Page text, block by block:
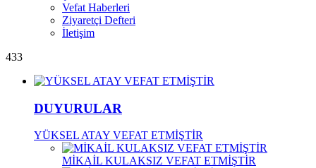
Vefat Haberleri
Ziyaretçi Defteri
İletişim
433
DUYURULAR
YÜKSEL ATAY VEFAT ETMİŞTİR
MİKAİL KULAKSIZ VEFAT ETMİŞTİR